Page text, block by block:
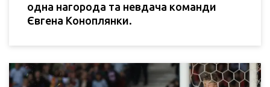
одна нагорода та невдача команди
Євгена Коноплянки.